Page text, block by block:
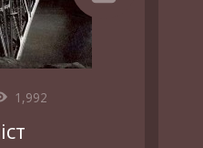
1,992